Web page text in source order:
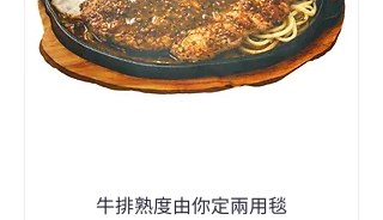
牛排熟度由你定兩用毯